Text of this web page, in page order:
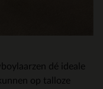
dé ideale
op talloze